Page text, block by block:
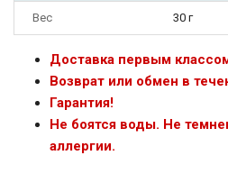
Вес 30 г
Доставка первым
Возврат или обмен в
Гарантия!
Не боятся воды. Не
аллергии.